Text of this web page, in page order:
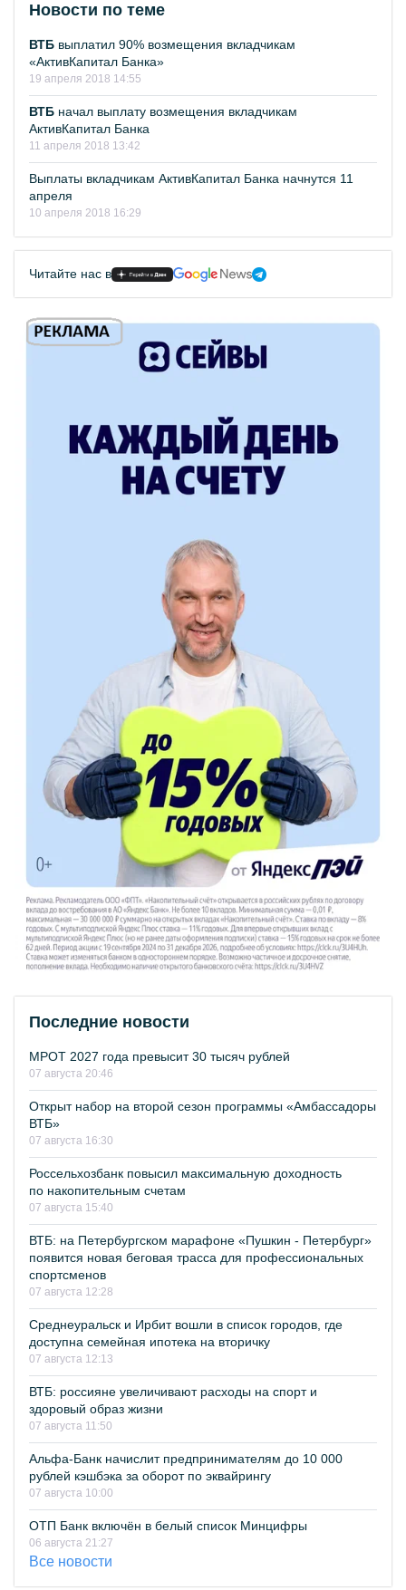
Новости по теме
ВТБ выплатил 90% возмещения вкладчикам
«АктивКапитал Банка»
19 апреля 2018 14:55
ВТБ начал выплату возмещения вкладчикам
АктивКапитал Банка
11 апреля 2018 13:42
Выплаты вкладчикам АктивКапитал Банка начнутся 11
апреля
10 апреля 2018 16:29
Читайте нас в
Последние новости
МРОТ 2027 года превысит 30 тысяч рублей
07 августа 20:46
Открыт набор на второй сезон программы «Амбассадоры
ВТБ»
07 августа 16:30
Россельхозбанк повысил максимальную доходность
по накопительным счетам
07 августа 15:40
ВТБ: на Петербургском марафоне «Пушкин - Петербург»
появится новая беговая трасса для профессиональных
спортсменов
07 августа 12:28
Среднеуральск и Ирбит вошли в список городов, где
доступна семейная ипотека на вторичку
07 августа 12:13
ВТБ: россияне увеличивают расходы на спорт и
здоровый образ жизни
07 августа 11:50
Альфа-Банк начислит предпринимателям до 10 000
рублей кэшбэка за оборот по эквайрингу
07 августа 10:00
ОТП Банк включён в белый список Минцифры
06 августа 21:27
Все новости